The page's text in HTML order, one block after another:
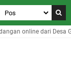
online dari Desa